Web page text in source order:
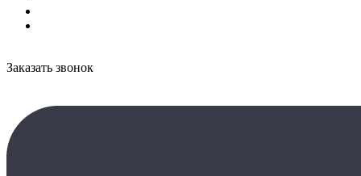
Заказать звонок